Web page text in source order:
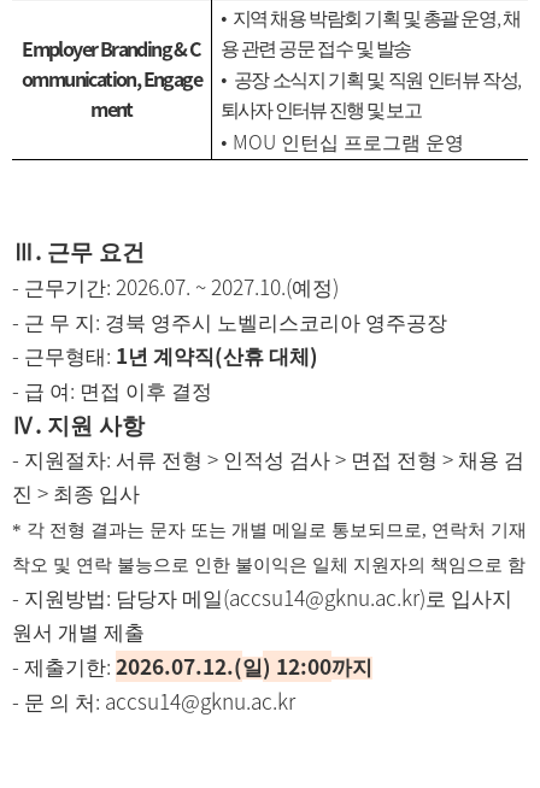
Employer Branding & C
ommunication, Engage
ment
• 지역 채용 박람회 기획 및 총괄 운영,채
용 관련 공문 접수 및 발송
• 공장 소식지 기획 및 직원 인터뷰 작성,
퇴사자 인터뷰 진행 및 보고
• MOU 인턴십 프로그램 운영
. 근무 요건
- 근무기간: 2026.07. ~ 2027.10.(예정)
- 근 무 지 : 경북 영주시 노벨리스코리아 영주공장
- 근무형태 : 1년 계약직(산휴 대체 )
- 급 여 : 면접 이후 결정
Ⅳ. 지원 사항
- 지원절차: 서류 전형 > 인적성 검사 > 면접 전형 > 채용 검
진 > 최종 입사
* 각 전형 결과는 문자 또는 개별 메일로 통보되므로, 연락처 기재
착오 및 연락 불능으로 인한 불이익은 일체 지원자의 책임으로 함
- 지원방법: 담당자 메일(accsu14@gknu.ac.kr)로 입사지
원서 개별 제출
- 제출기한:2026.07.12.(일) 12:00까지
- 문 의 처 : accsu14@gknu.ac.kr